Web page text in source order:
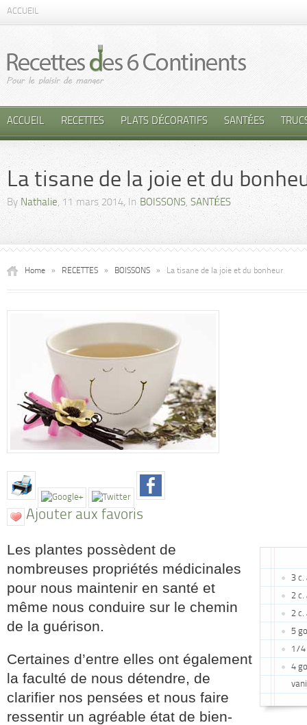
ACCUEIL
ACCUEIL RECETTES PLATS DÉCORATIFS SANTÉES
La tisane de la joie et du
By Nathalie, 11 mars 2014, In BOISSONS,SANTÉES
Home » RECETTES » BOISSONS » La tisane de la joie et du bonheur
Ajouter aux favoris
3 c.
2 c.
2 c.
5
1/4
4
Les plantes possèdent de
nombreuses propriétés médicinales
pour nous maintenir en santé et
même nous conduire sur le chemin
de la guérison.
Certaines d’entre elles ont également
la faculté de nous détendre, de
clarifier nos pensées et nous faire
ressentir un agréable état de bien-